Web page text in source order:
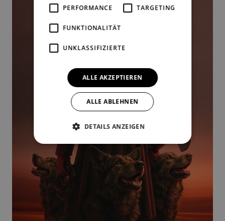
PERFORMANCE TARGETING
FUNKTIONALITÄT
UNKLASSIFIZIERTE
ALLE AKZEPTIEREN
ALLE ABLEHNEN
DETAILS ANZEIGEN